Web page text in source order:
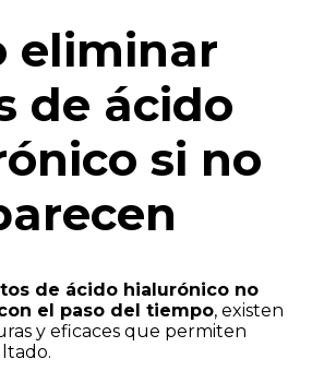
eliminar
de ácido
si no
de ácido hialurónico no
el paso del tiempo, existen
y eficaces que permiten